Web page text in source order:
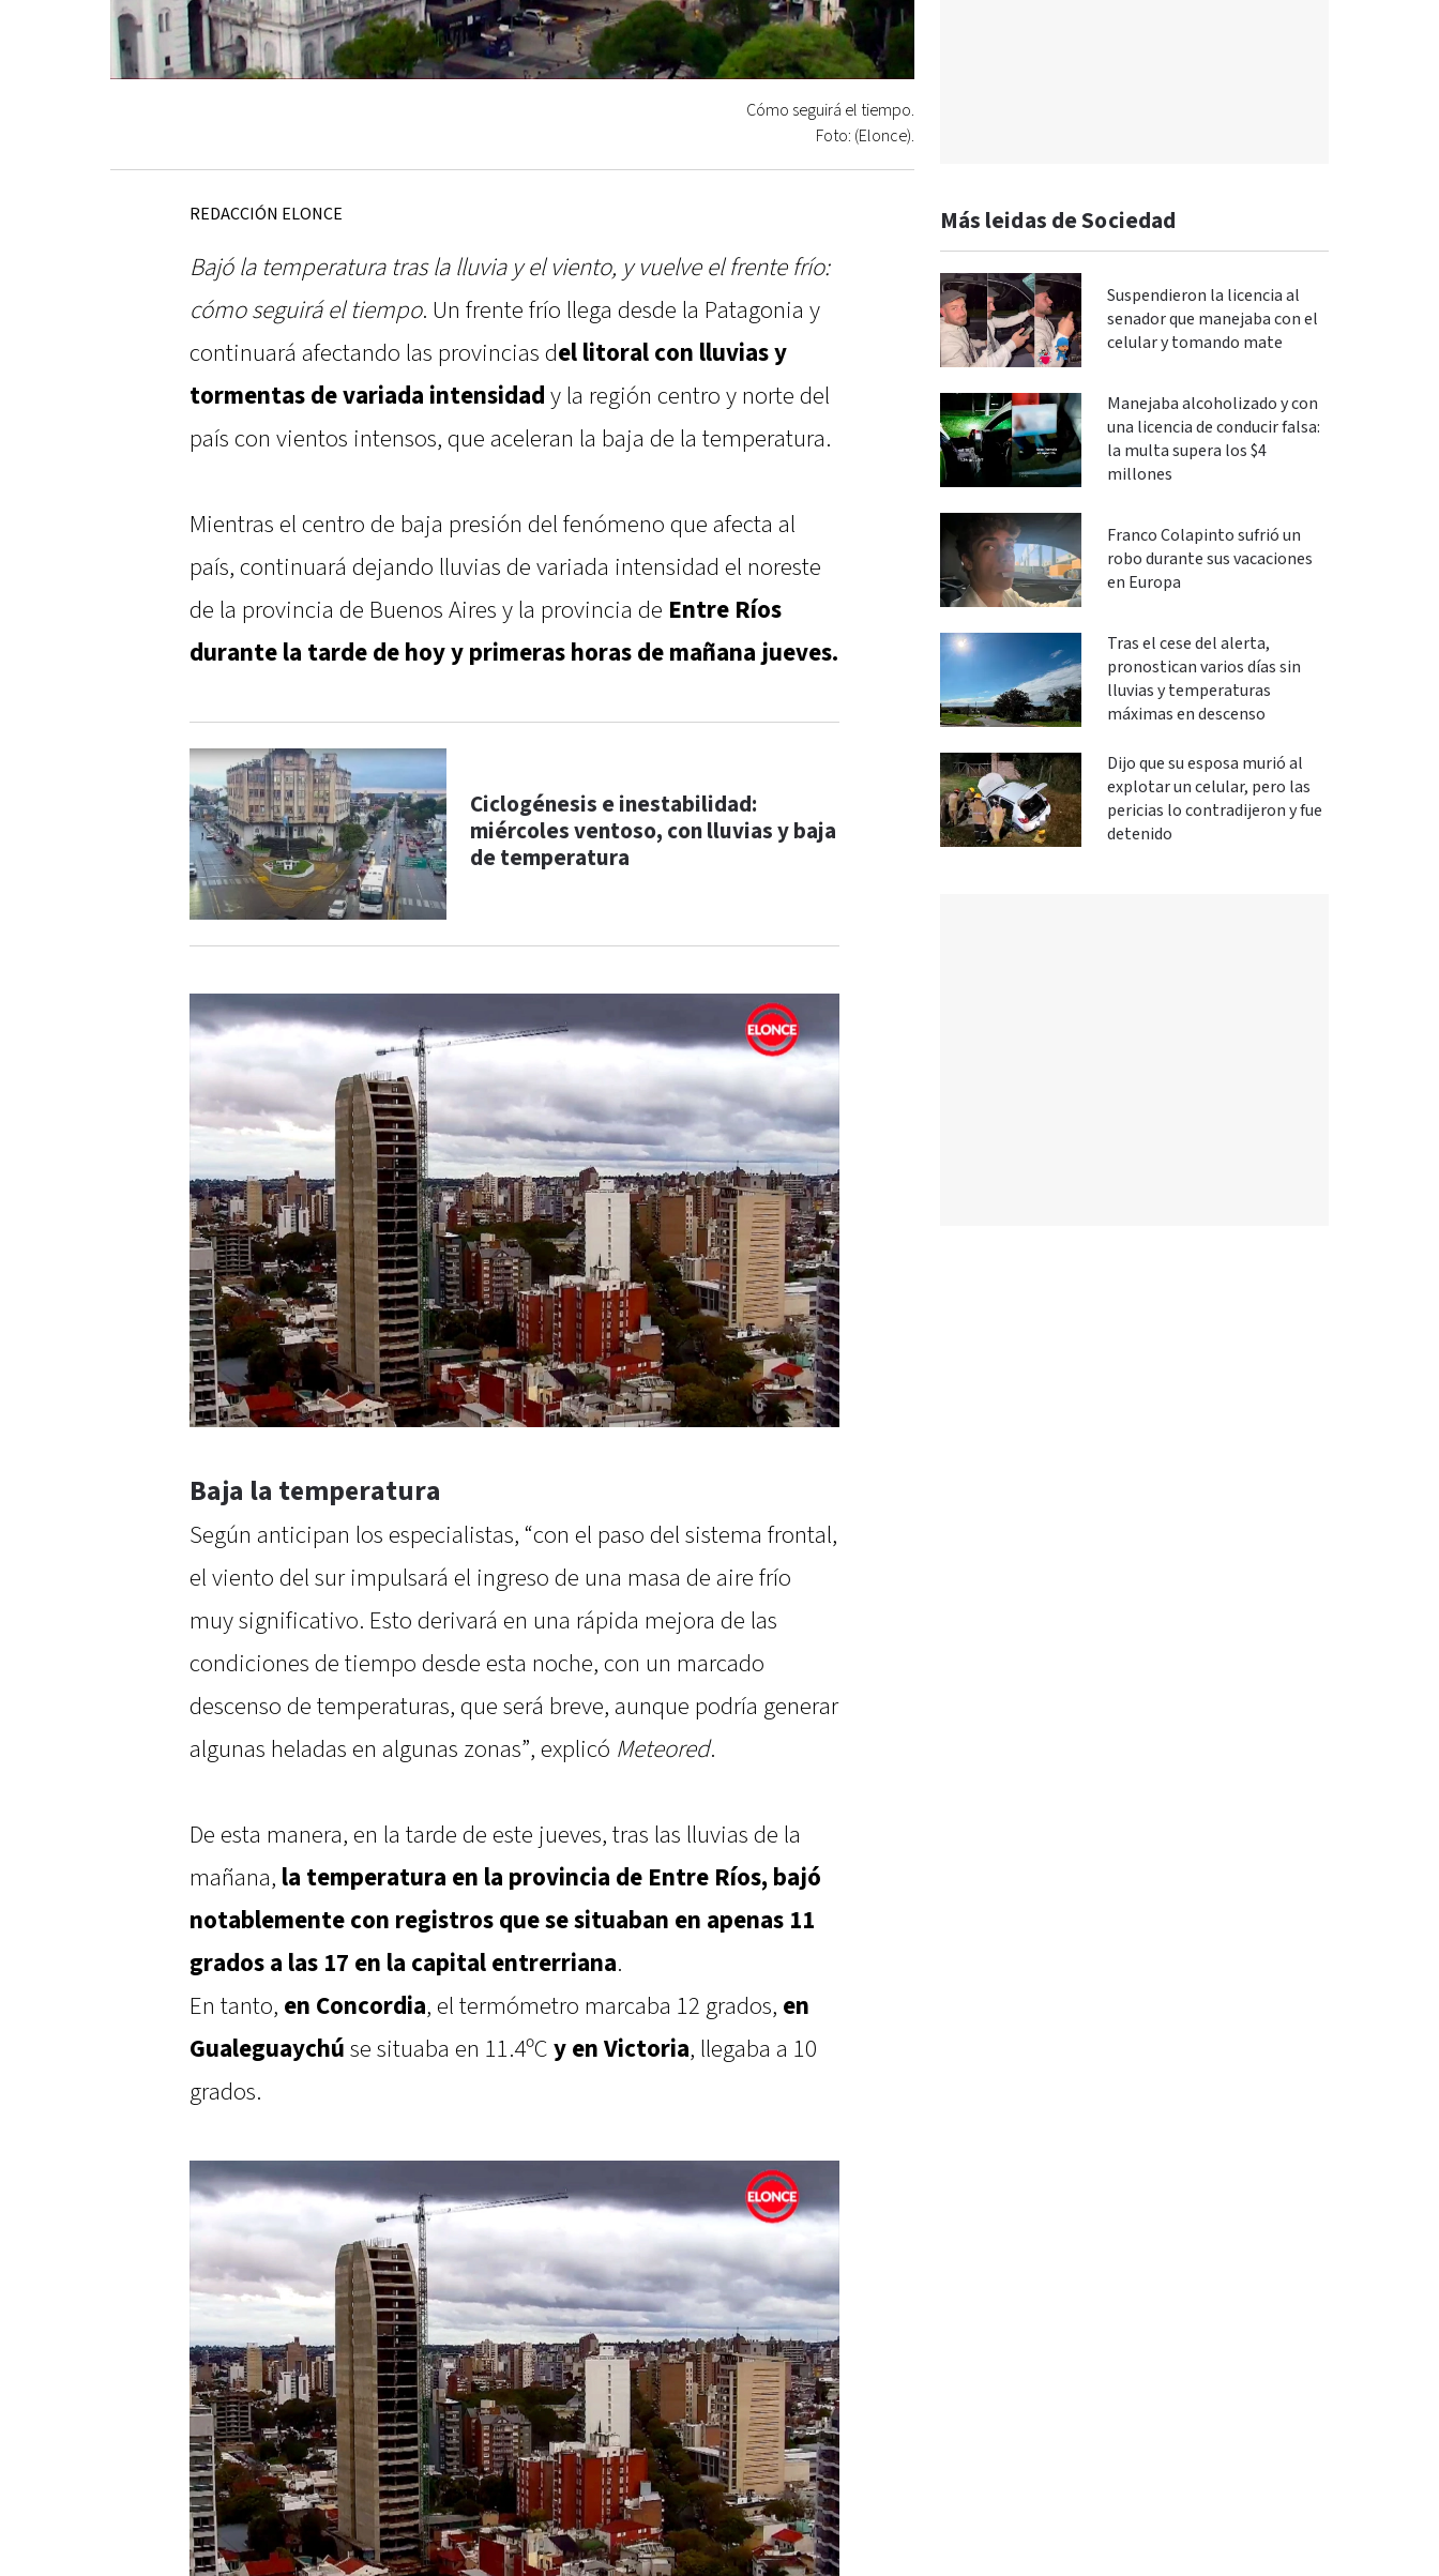
Cómo seguirá el tiempo.
Foto: (Elonce).
REDACCIÓN ELONCE
Bajó la temperatura tras la lluvia y el viento, y vuelve el frente frío:
cómo seguirá el tiempo. Un frente frío llega desde la Patagonia y
continuará afectando las provincias del litoral con lluvias y
tormentas de variada intensidad y la región centro y norte del
país con vientos intensos, que aceleran la baja de la temperatura.
Mientras el centro de baja presión del fenómeno que afecta al
país, continuará dejando lluvias de variada intensidad el noreste
de la provincia de Buenos Aires y la provincia de Entre Ríos
durante la tarde de hoy y primeras horas de mañana jueves.
Ciclogénesis e inestabilidad:
miércoles ventoso, con lluvias y baja
de temperatura
Baja la temperatura
Según anticipan los especialistas, “con el paso del sistema frontal,
el viento del sur impulsará el ingreso de una masa de aire frío
muy significativo. Esto derivará en una rápida mejora de las
condiciones de tiempo desde esta noche, con un marcado
descenso de temperaturas, que será breve, aunque podría generar
algunas heladas en algunas zonas”, explicó Meteored.
De esta manera, en la tarde de este jueves, tras las lluvias de la
mañana, la temperatura en la provincia de Entre Ríos, bajó
notablemente con registros que se situaban en apenas 11
grados a las 17 en la capital entrerriana.
En tanto, en Concordia, el termómetro marcaba 12 grados, en
Gualeguaychú se situaba en 11.4ºC y en Victoria, llegaba a 10
grados.
Más leidas de Sociedad
Suspendieron la licencia al
senador que manejaba con el
celular y tomando mate
Manejaba alcoholizado y con
una licencia de conducir falsa:
la multa supera los $4
millones
Franco Colapinto sufrió un
robo durante sus vacaciones
en Europa
Tras el cese del alerta,
pronostican varios días sin
lluvias y temperaturas
máximas en descenso
Dijo que su esposa murió al
explotar un celular, pero las
pericias lo contradijeron y fue
detenido